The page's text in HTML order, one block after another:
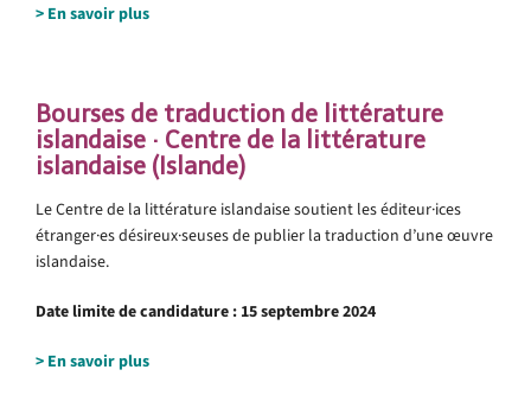
> En savoir plus
Bourses de traduction de littérature
islandaise · Centre de la littérature
islandaise (Islande)
Le Centre de la littérature islandaise soutient les éditeur·ices
étranger·es désireux·seuses de publier la traduction d’une œuvre
islandaise.
Date limite de candidature : 15 septembre 2024
> En savoir plus